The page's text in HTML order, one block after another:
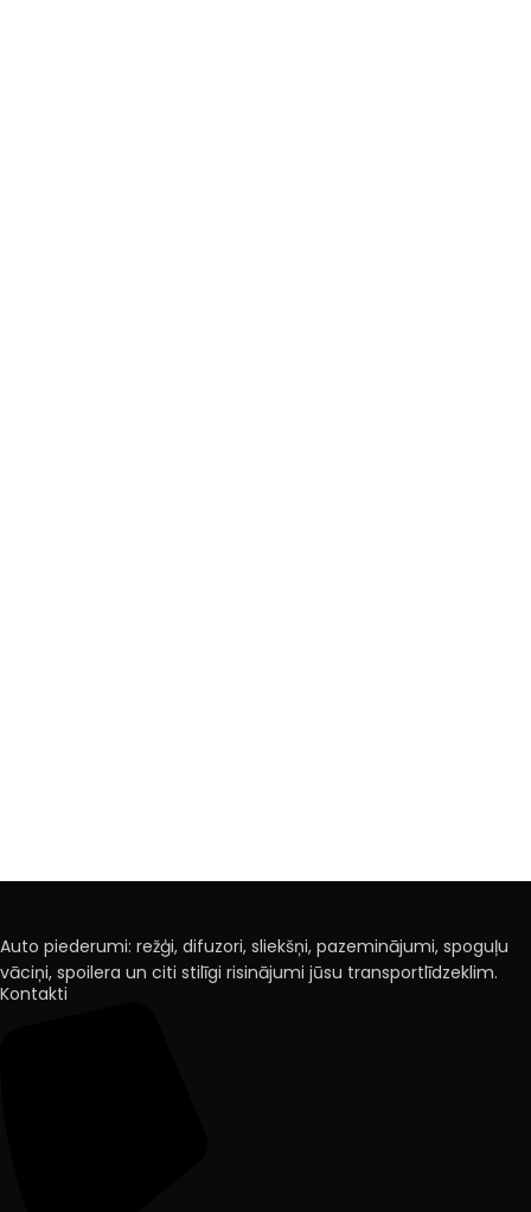
Auto piederumi: režģi, difuzori, sliekšņi, pazeminājumi, spoguļu
vāciņi, spoilera un citi stilīgi risinājumi jūsu transportlīdzeklim.
Kontakti